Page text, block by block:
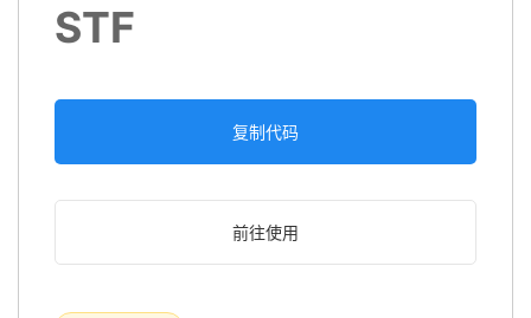
STF
复制代码
前往使用